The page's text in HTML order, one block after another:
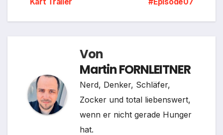
Von
Martin FORNLEITNER
Nerd, Denker, Schläfer,
Zocker und total liebenswert,
wenn er nicht gerade Hunger
hat.